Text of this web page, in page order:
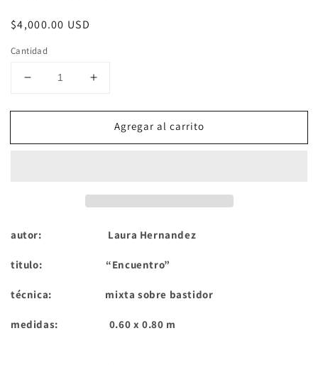
Precio
$4,000.00 USD
Cantidad
Reducir
para
Aumentar
para
Encuentro
Agregar al carrito
autor: Laura Hernandez
titulo: “Encuentro”
técnica: mixta sobre bastidor
medidas: 0.60 x 0.80 m